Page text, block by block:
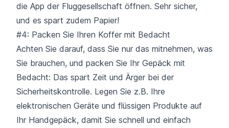
die App der Fluggesellschaft öffnen. Sehr sicher,
und es spart zudem Papier!
#4: Packen Sie Ihren Koffer mit Bedacht
Achten Sie darauf, dass Sie nur das mitnehmen, was
Sie brauchen, und packen Sie Ihr Gepäck mit
Bedacht: Das spart Zeit und Ärger bei der
Sicherheitskontrolle. Legen Sie z.B. Ihre
elektronischen Geräte und flüssigen Produkte auf
Ihr Handgepäck, damit Sie schnell und einfach